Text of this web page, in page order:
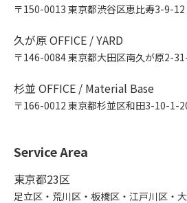
〒150-0013 東京都渋谷区恵比寿3-9-12
久が原 OFFICE / YARD
〒146-0084 東京都大田区南久が原2-
杉並 OFFICE / Material Base
〒166-0012 東京都杉並区和田3-10-1-
Service Area
東京都23区
足立区・荒川区・板橋区・江戸川区・